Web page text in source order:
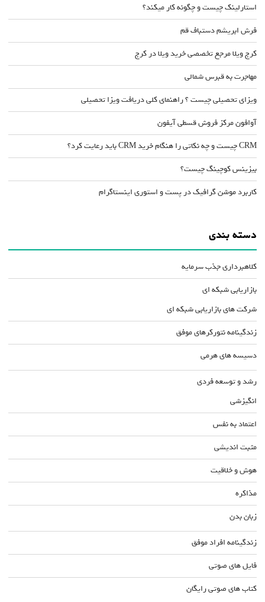
استارلینک چیست و چگونه کار میکند؟
فرش ابریشم دستباف قم
کرج ویلا مرجع تخصصی خرید ویلا در کرج
مهاجرت به قبرس شمالی
ویزای تحصیلی چیست ؟ راهنمای کلی دریافت ویزا تحصیلی
آوافون مرکز فروش قسطی آیفون
CRM چیست و چه نکاتی را هنگام خرید CRM باید رعایت کرد؟
بیزینس کوچینگ چیست؟
کاربرد موشن گرافیک در پست و استوری اینستاگرام
دسته بندی
کلاهبرداری جذب سرمایه
بازاریابی شبکه ای
شرکت های بازاریابی شبکه ای
زندگینامه نتورکرهای موفق
دسیسه های هرمی
رشد و توسعه فردی
انگیزشی
اعتماد به نفس
مثبت اندیشی
هوش و خلاقیت
مذاکره
زبان بدن
زندگینامه افراد موفق
فایل های صوتی
کتاب های صوتی رایگان